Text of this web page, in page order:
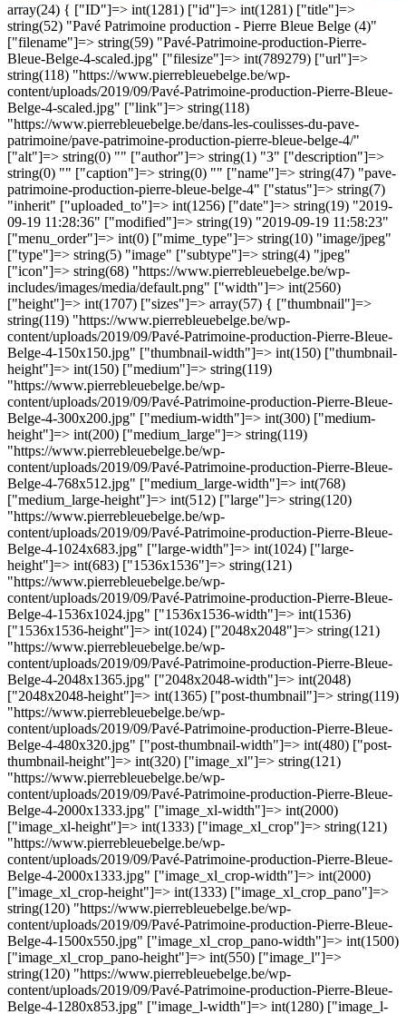
array(24) { ["ID"]=> int(1281) ["id"]=> int(1281) ["title"]=>
string(52) "Pavé Patrimoine production - Pierre Bleue Belge (4)"
["filename"]=> string(59) "Pavé-Patrimoine-production-Pierre-
Bleue-Belge-4-scaled.jpg" ["filesize"]=> int(789279) ["url"]=>
string(118) "https://www.pierrebleuebelge.be/wp-
content/uploads/2019/09/Pavé-Patrimoine-production-Pierre-Bleue-
Belge-4-scaled.jpg" ["link"]=> string(118)
"https://www.pierrebleuebelge.be/dans-les-coulisses-du-pave-
patrimoine/pave-patrimoine-production-pierre-bleue-belge-4/"
["alt"]=> string(0) "" ["author"]=> string(1) "3" ["description"]=>
string(0) "" ["caption"]=> string(0) "" ["name"]=> string(47) "pave-
patrimoine-production-pierre-bleue-belge-4" ["status"]=> string(7)
"inherit" ["uploaded_to"]=> int(1256) ["date"]=> string(19) "2019-
09-19 11:28:36" ["modified"]=> string(19) "2019-09-19 11:58:23"
["menu_order"]=> int(0) ["mime_type"]=> string(10) "image/jpeg"
["type"]=> string(5) "image" ["subtype"]=> string(4) "jpeg"
["icon"]=> string(68) "https://www.pierrebleuebelge.be/wp-
includes/images/media/default.png" ["width"]=> int(2560)
["height"]=> int(1707) ["sizes"]=> array(57) { ["thumbnail"]=>
string(119) "https://www.pierrebleuebelge.be/wp-
content/uploads/2019/09/Pavé-Patrimoine-production-Pierre-Bleue-
Belge-4-150x150.jpg" ["thumbnail-width"]=> int(150) ["thumbnail-
height"]=> int(150) ["medium"]=> string(119)
"https://www.pierrebleuebelge.be/wp-
content/uploads/2019/09/Pavé-Patrimoine-production-Pierre-Bleue-
Belge-4-300x200.jpg" ["medium-width"]=> int(300) ["medium-
height"]=> int(200) ["medium_large"]=> string(119)
"https://www.pierrebleuebelge.be/wp-
content/uploads/2019/09/Pavé-Patrimoine-production-Pierre-Bleue-
Belge-4-768x512.jpg" ["medium_large-width"]=> int(768)
["medium_large-height"]=> int(512) ["large"]=> string(120)
"https://www.pierrebleuebelge.be/wp-
content/uploads/2019/09/Pavé-Patrimoine-production-Pierre-Bleue-
Belge-4-1024x683.jpg" ["large-width"]=> int(1024) ["large-
height"]=> int(683) ["1536x1536"]=> string(121)
"https://www.pierrebleuebelge.be/wp-
content/uploads/2019/09/Pavé-Patrimoine-production-Pierre-Bleue-
Belge-4-1536x1024.jpg" ["1536x1536-width"]=> int(1536)
["1536x1536-height"]=> int(1024) ["2048x2048"]=> string(121)
"https://www.pierrebleuebelge.be/wp-
content/uploads/2019/09/Pavé-Patrimoine-production-Pierre-Bleue-
Belge-4-2048x1365.jpg" ["2048x2048-width"]=> int(2048)
["2048x2048-height"]=> int(1365) ["post-thumbnail"]=> string(119)
"https://www.pierrebleuebelge.be/wp-
content/uploads/2019/09/Pavé-Patrimoine-production-Pierre-Bleue-
Belge-4-480x320.jpg" ["post-thumbnail-width"]=> int(480) ["post-
thumbnail-height"]=> int(320) ["image_xl"]=> string(121)
"https://www.pierrebleuebelge.be/wp-
content/uploads/2019/09/Pavé-Patrimoine-production-Pierre-Bleue-
Belge-4-2000x1333.jpg" ["image_xl-width"]=> int(2000)
["image_xl-height"]=> int(1333) ["image_xl_crop"]=> string(121)
"https://www.pierrebleuebelge.be/wp-
content/uploads/2019/09/Pavé-Patrimoine-production-Pierre-Bleue-
Belge-4-2000x1333.jpg" ["image_xl_crop-width"]=> int(2000)
["image_xl_crop-height"]=> int(1333) ["image_xl_crop_pano"]=>
string(120) "https://www.pierrebleuebelge.be/wp-
content/uploads/2019/09/Pavé-Patrimoine-production-Pierre-Bleue-
Belge-4-1500x550.jpg" ["image_xl_crop_pano-width"]=> int(1500)
["image_xl_crop_pano-height"]=> int(550) ["image_l"]=>
string(120) "https://www.pierrebleuebelge.be/wp-
content/uploads/2019/09/Pavé-Patrimoine-production-Pierre-Bleue-
Belge-4-1280x853.jpg" ["image_l-width"]=> int(1280) ["image_l-